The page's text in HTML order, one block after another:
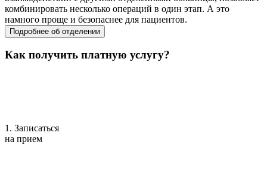
комбинировать несколько операций в один этап. А это
намного проще и безопаснее для пациентов.
Подробнее об отделении
Как получить платную услугу?
1. Записаться
на прием